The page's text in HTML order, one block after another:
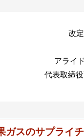
改
アライ
代表取締
ガスのサプライ